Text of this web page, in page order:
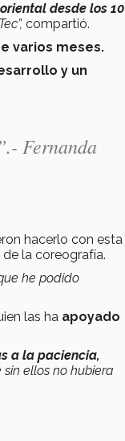
desde los 10
compartió.
varios meses.
y un
Fernanda
hacerlo con esta
la coreografía.
he podido
las ha apoyado
a la paciencia,
sin ellos no hubiera